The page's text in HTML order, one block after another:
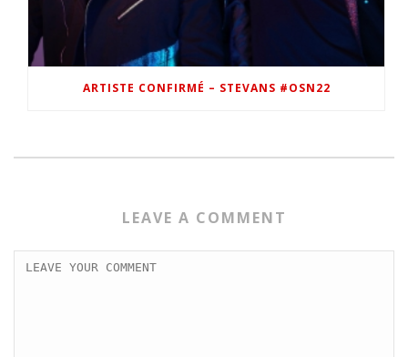
ARTISTE CONFIRMÉ – STEVANS #OSN22
LEAVE A COMMENT